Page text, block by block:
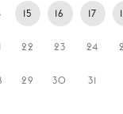
LA
MONNAIE
15 16 17
22 23 24
29 30 31